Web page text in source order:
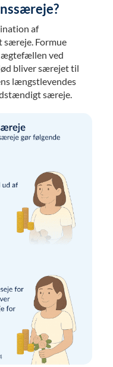
af
Formue
ægtefællen ved
bliver særejet til
længstlevendes
særeje.